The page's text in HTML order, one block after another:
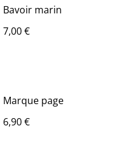
Bavoir marin
7,00 €
Marque page
6,90 €